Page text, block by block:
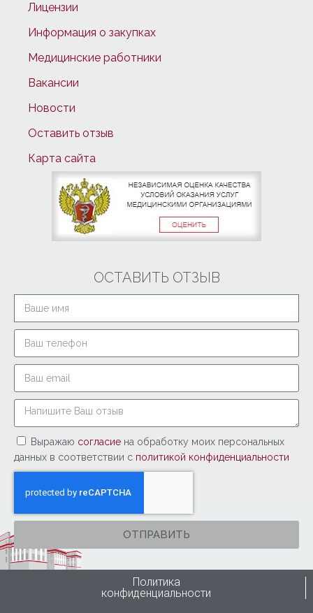
Лицензии
Информация о закупках
Медицинские работники
Вакансии
Новости
Оставить отзыв
Карта сайта
ОСТАВИТЬ ОТЗЫВ
Выражаю согласие на обработку моих персональных
данных в соответствии с политикой конфиденциальности
ОТПРАВИТЬ
Политика
конфиденциальности